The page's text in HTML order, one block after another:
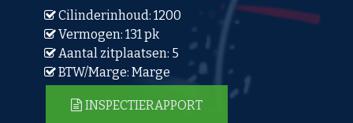
Cilinderinhoud: 1200
Vermogen: 131 pk
Aantal zitplaatsen: 5
BTW/Marge: Marge
INSPECTIERAPPORT